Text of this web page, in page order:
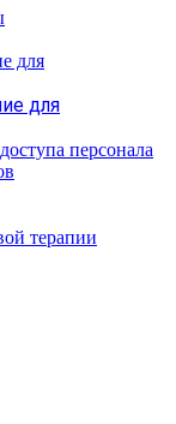
для
персонала
терапии